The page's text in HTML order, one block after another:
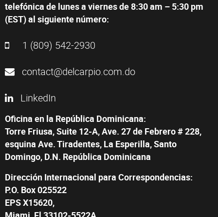
telefónica de lunes a viernes de 8:30 am – 5:30 pm
(EST) al siguiente número:
1 (809) 542-2930
contact@delcarpio.com.do
LinkedIn
Oficina en la República Dominicana:
Torre Friusa, Suite 12-A, Ave. 27 de Febrero # 228,
esquina Ave. Tiradentes, La Esperilla, Santo
Domingo, D.N. República Dominicana
Dirección Internacional para Correspondencias:
P.O. Box 025522
EPS X15620,